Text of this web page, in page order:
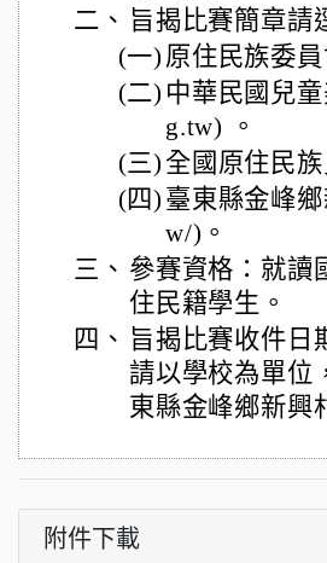
二、 旨揭比賽簡章請
(一) 原住民族委
(二) 中華民國兒
g.tw) 。
(三) 全國原住民
(四) 臺東縣金峰
w/)。
三、 參賽資格：就讀
住民籍學生。
四、 旨揭比賽收件日
請以學校為單位
東縣金峰鄉新興
附件下載